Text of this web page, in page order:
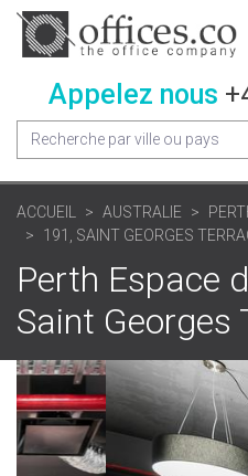
Appelez nous
ACCUEIL AUSTRALIE
191, SAINT GEORGES
Perth Espace
Saint Georges